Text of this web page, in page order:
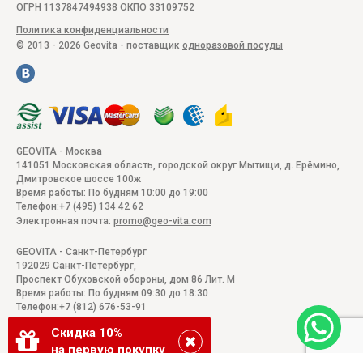
Скидка 10%
на первую покупку
ОГРН 1137847494938 ОКПО 33109752
Политика конфиденциальности
© 2013 - 2026 Geovita - поставщик одноразовой посуды
GEOVITA - Москва
141051
Московская область, городской округ Мытищи, д. Ерёмино,
Дмитровское шоссе 100ж
Время работы: По будням 10:00 до 19:00
Телефон:+7 (495) 134 42 62
Электронная почта: promo@geo-vita.com
GEOVITA - Санкт-Петербург
192029 Санкт-Петербург,
Проспект Обуховской обороны, дом 86 Лит. М
Время работы: По будням 09:30 до 18:30
Телефон:+7 (812) 676-53-91
promo@geo-vita.com